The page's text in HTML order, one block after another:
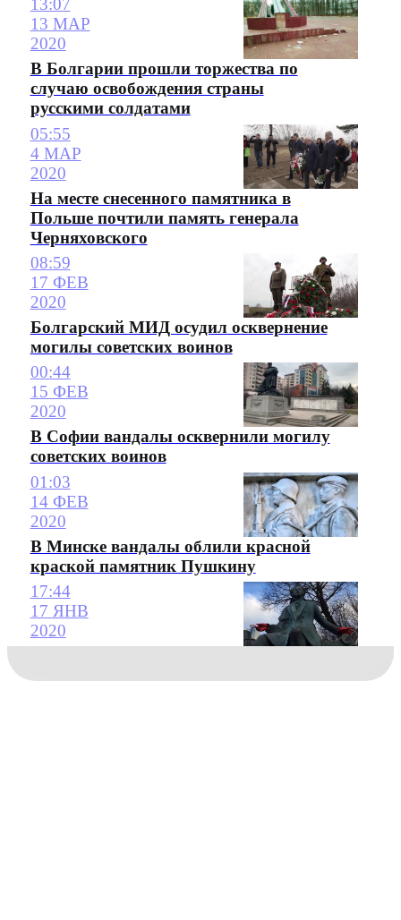
13:07
13 МАР
2020
В Болгарии прошли торжества по
случаю освобождения страны
русскими солдатами
05:55
4 МАР
2020
На месте снесенного памятника в
Польше почтили память генерала
Черняховского
08:59
17 ФЕВ
2020
Болгарский МИД осудил осквернение
могилы советских воинов
00:44
15 ФЕВ
2020
В Софии вандалы осквернили могилу
советских воинов
01:03
14 ФЕВ
2020
В Минске вандалы облили красной
краской памятник Пушкину
17:44
17 ЯНВ
2020